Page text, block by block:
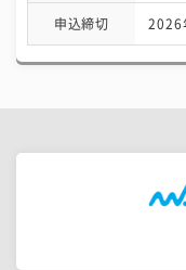
申込締切 2026